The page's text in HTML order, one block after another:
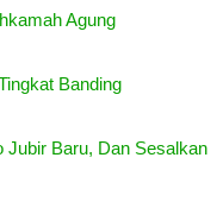
Agung
Banding
Jubir Baru, Dan Sesalkan